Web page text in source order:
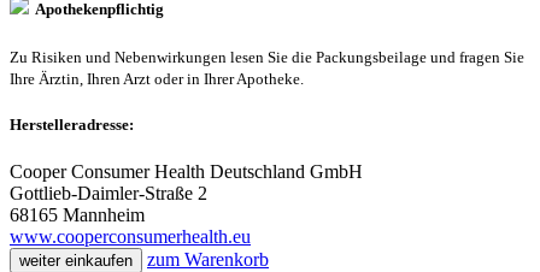
Apothekenpflichtig
Zu Risiken und Nebenwirkungen lesen Sie die Packungsbeilage und fragen Sie
Ihre Ärztin, Ihren Arzt oder in Ihrer Apotheke.
Herstelleradresse:
Cooper Consumer Health Deutschland GmbH
Gottlieb-Daimler-Straße 2
68165 Mannheim
www.cooperconsumerhealth.eu
weiter einkaufen zum Warenkorb